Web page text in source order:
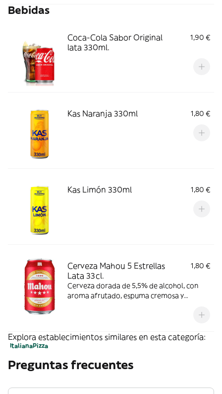
Bebidas
Coca-Cola Sabor Original
lata 330ml.
1,90 €
Kas Naranja 330ml 1,80 €
Kas Limón 330ml 1,80 €
Cerveza Mahou 5 Estrellas
Lata 33cl.
1,80 €
Cerveza dorada de 5,5% de alcohol, con
aroma afrutado, espuma cremosa y
Explora establecimientos similares en esta categoría:
ItalianaPizza
Preguntas frecuentes